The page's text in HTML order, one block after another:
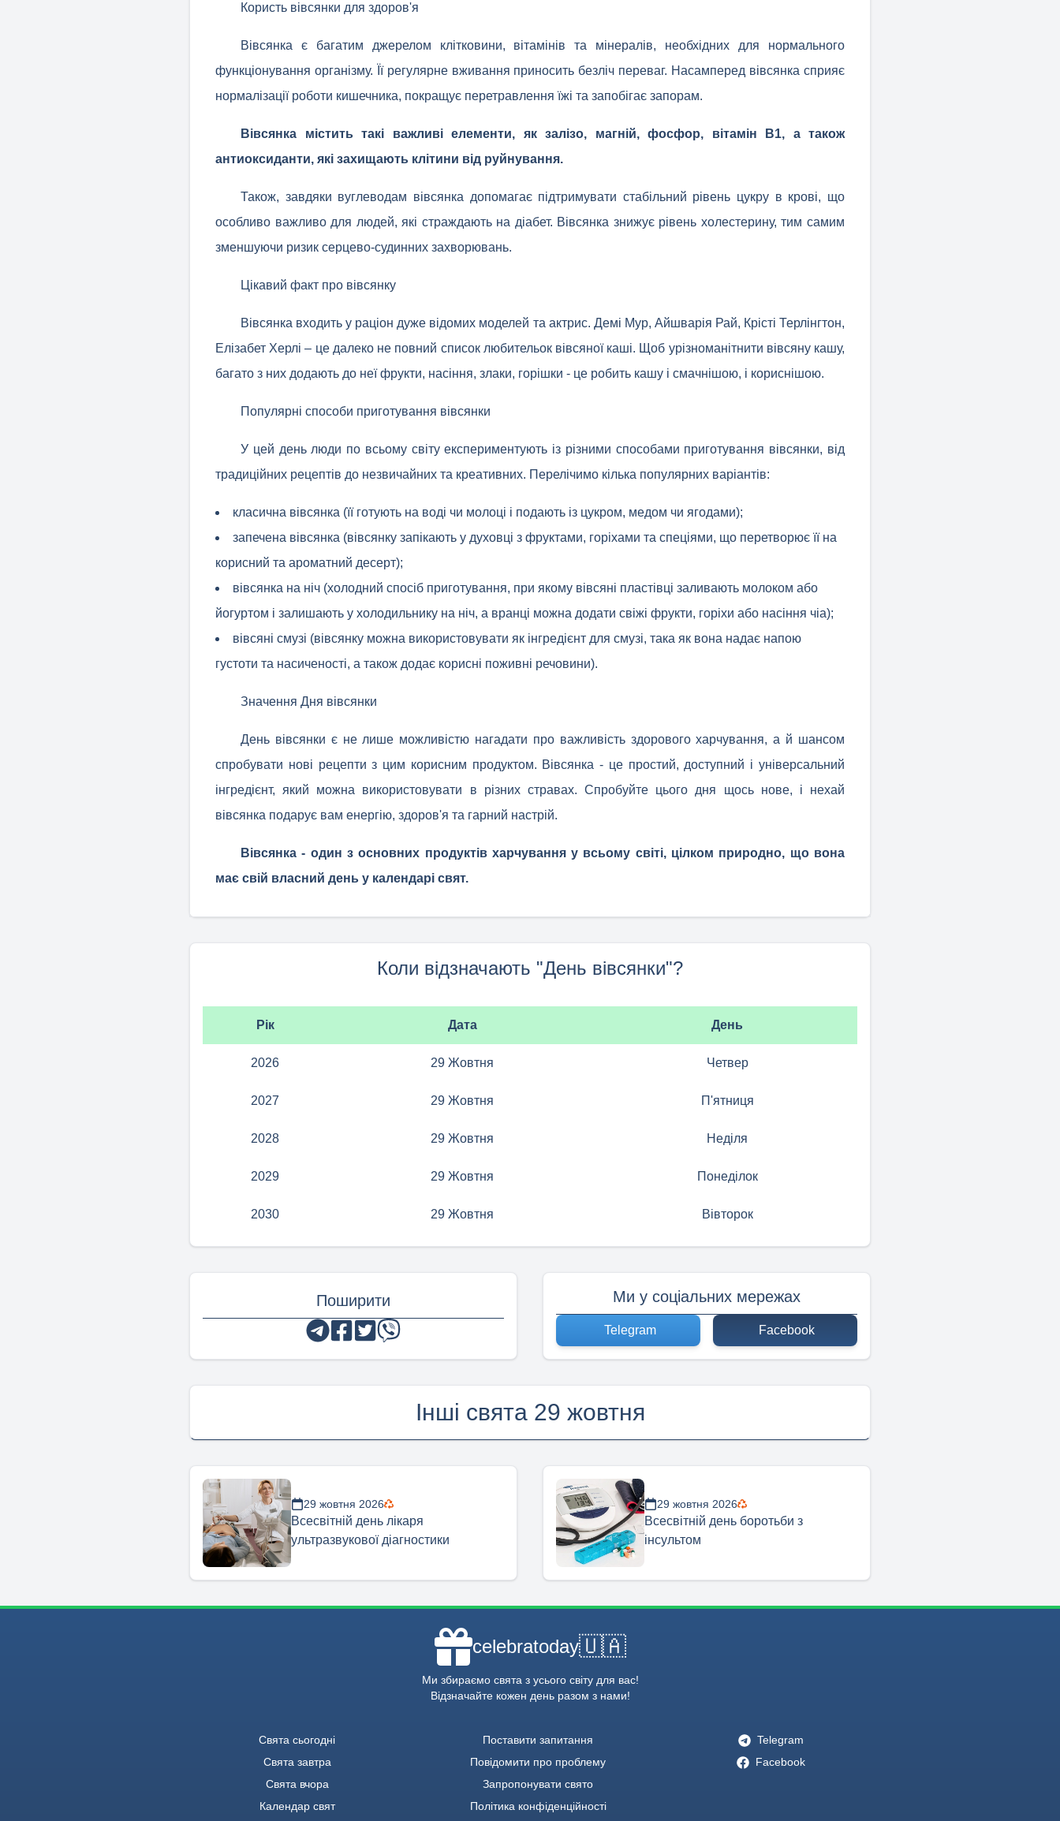
Користь вівсянки для здоров'я
Вівсянка є багатим джерелом клітковини, вітамінів та мінералів, необхідних для нормального
функціонування організму. Її регулярне вживання приносить безліч переваг. Насамперед вівсянка сприяє
нормалізації роботи кишечника, покращує перетравлення їжі та запобігає запорам.
Вівсянка містить такі важливі елементи, як залізо, магній, фосфор, вітамін В1, а також
антиоксиданти, які захищають клітини від руйнування.
Також, завдяки вуглеводам вівсянка допомагає підтримувати стабільний рівень цукру в крові, що
особливо важливо для людей, які страждають на діабет. Вівсянка знижує рівень холестерину, тим самим
зменшуючи ризик серцево-судинних захворювань.
Цікавий факт про вівсянку
Вівсянка входить у раціон дуже відомих моделей та актрис. Демі Мур, Айшварія Рай, Крісті Терлінгтон,
Елізабет Херлі – це далеко не повний список любительок вівсяної каші. Щоб урізноманітнити вівсяну кашу,
багато з них додають до неї фрукти, насіння, злаки, горішки - це робить кашу і смачнішою, і кориснішою.
Популярні способи приготування вівсянки
У цей день люди по всьому світу експериментують із різними способами приготування вівсянки, від
традиційних рецептів до незвичайних та креативних. Перелічимо кілька популярних варіантів:
класична вівсянка (її готують на воді чи молоці і подають із цукром, медом чи ягодами);
запечена вівсянка (вівсянку запікають у духовці з фруктами, горіхами та спеціями, що перетворює її на
корисний та ароматний десерт);
вівсянка на ніч (холодний спосіб приготування, при якому вівсяні пластівці заливають молоком або
йогуртом і залишають у холодильнику на ніч, а вранці можна додати свіжі фрукти, горіхи або насіння чіа);
вівсяні смузі (вівсянку можна використовувати як інгредієнт для смузі, така як вона надає напою
густоти та насиченості, а також додає корисні поживні речовини).
Значення Дня вівсянки
День вівсянки є не лише можливістю нагадати про важливість здорового харчування, а й шансом
спробувати нові рецепти з цим корисним продуктом. Вівсянка - це простий, доступний і універсальний
інгредієнт, який можна використовувати в різних стравах. Спробуйте цього дня щось нове, і нехай
вівсянка подарує вам енергію, здоров'я та гарний настрій.
Вівсянка - один з основних продуктів харчування у всьому світі, цілком природно, що вона
має свій власний день у календарі свят.
Коли відзначають "День вівсянки"?
Рік Дата День
2026 29 Жовтня Четвер
2027 29 Жовтня П'ятниця
2028 29 Жовтня Неділя
2029 29 Жовтня Понеділок
2030 29 Жовтня Вівторок
Поширити Ми у соціальних мережах
Telegram Facebook
Інші свята 29 жовтня
29 жовтня 2026
Всесвітній день лікаря
ультразвукової діагностики
29 жовтня 2026
Всесвітній день боротьби з
інсультом
celebratoday🇺🇦
Ми збираємо свята з усього світу для вас!
Відзначайте кожен день разом з нами!
Свята сьогодні
Свята завтра
Свята вчора
Календар свят
Поставити запитання
Повідомити про проблему
Запропонувати свято
Політика конфіденційності
Telegram
Facebook